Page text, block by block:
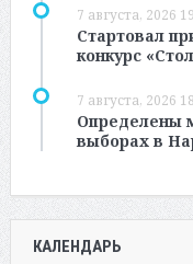
7 августа, 2026
Стартовал
конкурс
7 августа, 2026
Определены
выборах в
КАЛЕНДАРЬ